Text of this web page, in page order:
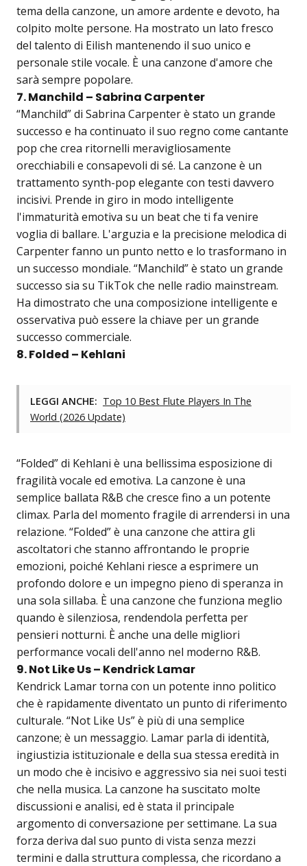
tema della canzone, un amore ardente e devoto, ha
colpito molte persone. Ha mostrato un lato fresco
del talento di Eilish mantenendo il suo unico e
personale stile vocale. È una canzone d'amore che
sarà sempre popolare.
7. Manchild – Sabrina Carpenter
“Manchild” di Sabrina Carpenter è stato un grande
successo e ha continuato il suo regno come cantante
pop che crea ritornelli meravigliosamente
orecchiabili e consapevoli di sé. La canzone è un
trattamento synth-pop elegante con testi davvero
incisivi. Prende in giro in modo intelligente
l'immaturità emotiva su un beat che ti fa venire
voglia di ballare. L'arguzia e la precisione melodica di
Carpenter fanno un punto netto e lo trasformano in
un successo mondiale. “Manchild” è stato un grande
successo sia su TikTok che nelle radio mainstream.
Ha dimostrato che una composizione intelligente e
osservativa può essere la chiave per un grande
successo commerciale.
8. Folded – Kehlani
LEGGI ANCHE: Top 10 Best Flute Players In The
World (2026 Update)
“Folded” di Kehlani è una bellissima esposizione di
fragilità vocale ed emotiva. La canzone è una
semplice ballata R&B che cresce fino a un potente
climax. Parla del momento fragile di arrendersi in una
relazione. “Folded” è una canzone che attira gli
ascoltatori che stanno affrontando le proprie
emozioni, poiché Kehlani riesce a esprimere un
profondo dolore e un impegno pieno di speranza in
una sola sillaba. È una canzone che funziona meglio
quando è silenziosa, rendendola perfetta per
pensieri notturni. È anche una delle migliori
performance vocali dell'anno nel moderno R&B.
9. Not Like Us – Kendrick Lamar
Kendrick Lamar torna con un potente inno politico
che è rapidamente diventato un punto di riferimento
culturale. “Not Like Us” è più di una semplice
canzone; è un messaggio. Lamar parla di identità,
ingiustizia istituzionale e della sua stessa eredità in
un modo che è incisivo e aggressivo sia nei suoi testi
che nella musica. La canzone ha suscitato molte
discussioni e analisi, ed è stata il principale
argomento di conversazione per settimane. La sua
forza deriva dal suo punto di vista senza mezzi
termini e dalla struttura complessa, che ricordano a